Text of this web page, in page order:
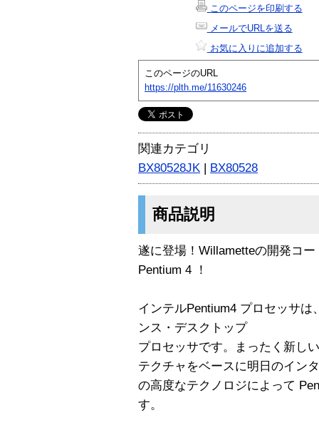
このページを印刷する
メールでURLを送る
お気に入りに追加する
このページのURL
https://plth.me/11630246
関連カテゴリ
BX80528JK | BX80528
商品説明
遂に登場！Willametteの開発コ
Pentium 4 ！
インテルPentium4 プロセッサ
ンス・デスクトップ
プロセッサです。まったく新し
テクチャをベースに明日のイン
の高度なテクノロジによって
す。